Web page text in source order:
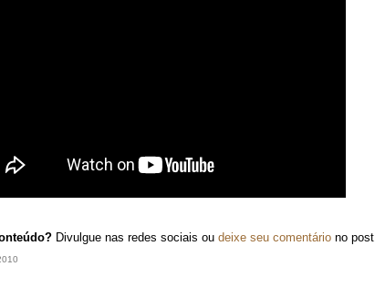
Divulgue nas redes sociais ou deixe seu comentáriono post.